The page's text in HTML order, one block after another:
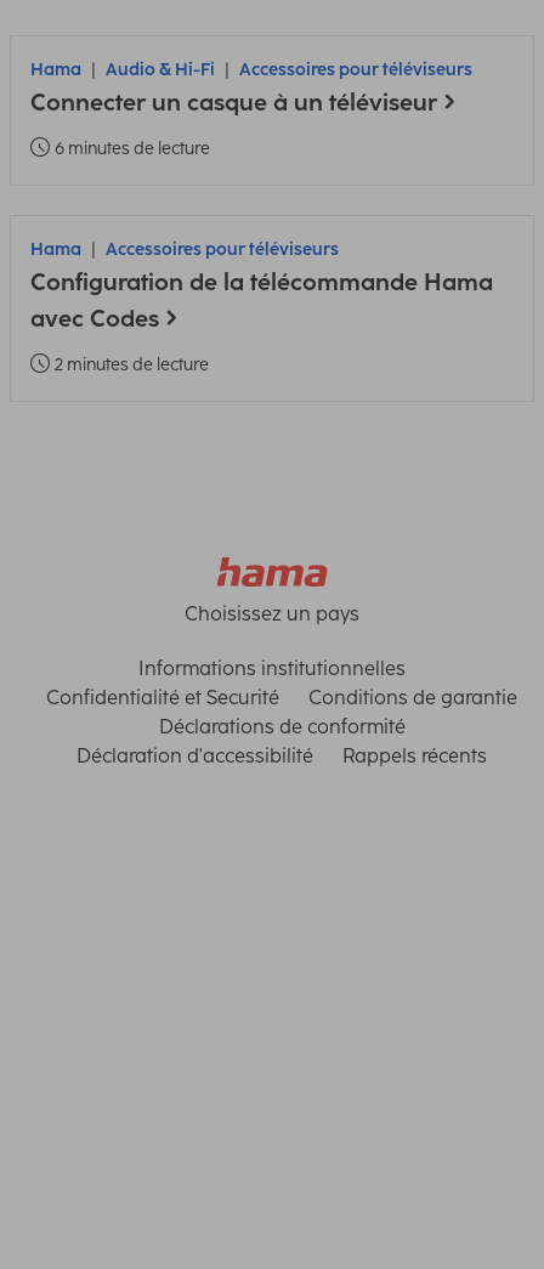
Hama Audio & Hi-Fi Accessoires pour téléviseurs
Connecter un casque à un téléviseur
6 minutes de lecture
Hama Accessoires pour téléviseurs
Configuration de la télécommande Hama
avec Codes
2 minutes de lecture
Choisissez un pays
Informations institutionnelles
Confidentialité et Securité
Conditions de garantie
Déclarations de conformité
Déclaration d'accessibilité
Rappels récents